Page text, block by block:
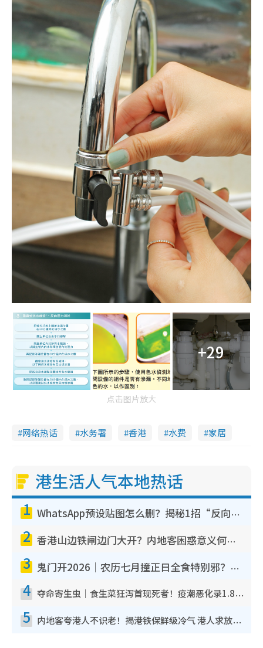
+29
点击图片放大
网络热话 水务署 香港 水费 家居
港生活人气本地热话
1 WhatsApp预设贴图怎么删？揭秘1招“反向操作”还原简洁界面 附3步实测教程
2 香港山边铁闸边门大开？内地客困惑意义何在！网友神回复：这种叫法理性防御
3 鬼门开2026｜农历七月撞正日全食特别邪？专家警告切忌做一事！揭4大禁忌+2招保平安
4 夺命寄生虫｜食生菜狂泻首现死者！疫潮恶化录1.8万宗病例 揭洗菜3大谬误
5 内地客夸港人不识老！揭港铁保鲜级冷气 港人求放过：别投诉